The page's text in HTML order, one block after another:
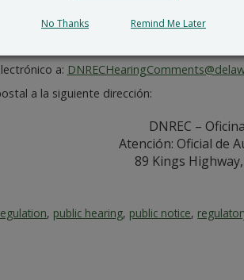
de comentarios en línea (los
a:
a la siguiente dirección:
DNREC –
Atención: Oficial de
89 Kings
, public hearing, public notice,
No Thanks Remind Me Later